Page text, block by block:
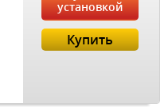
установкой
Купить